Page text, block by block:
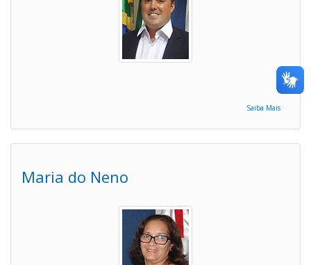
Saiba Mais
Maria do Neno